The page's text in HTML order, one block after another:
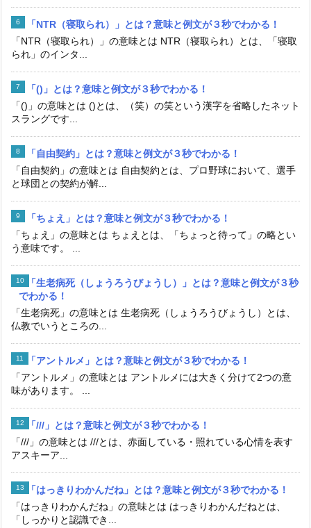
「NTR（寝取られ）」とは？意味と例文が３秒でわかる！
「NTR（寝取られ）」の意味とは NTR（寝取られ）とは、「寝取
られ」のインタ...
「()」とは？意味と例文が３秒でわかる！
「()」の意味とは ()とは、（笑）の笑という漢字を省略したネット
スラングです...
「自由契約」とは？意味と例文が３秒でわかる！
「自由契約」の意味とは 自由契約とは、プロ野球において、選手
と球団との契約が解...
「ちょえ」とは？意味と例文が３秒でわかる！
「ちょえ」の意味とは ちょえとは、「ちょっと待って」の略とい
う意味です。 ...
「生老病死（しょうろうびょうし）」とは？意味と例文が３秒
でわかる！
「生老病死」の意味とは 生老病死（しょうろうびょうし）とは、
仏教でいうところの...
「アントルメ」とは？意味と例文が３秒でわかる！
「アントルメ」の意味とは アントルメには大きく分けて2つの意
味があります。 ...
「///」とは？意味と例文が３秒でわかる！
「///」の意味とは ///とは、赤面している・照れている心情を表す
アスキーア...
「はっきりわかんだね」とは？意味と例文が３秒でわかる！
「はっきりわかんだね」の意味とは はっきりわかんだねとは、
「しっかりと認識でき...